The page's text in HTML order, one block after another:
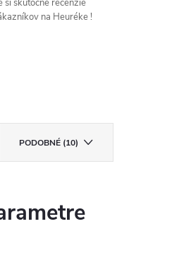
si skutočné recenzie
na Heuréke !
PODOBNÉ (10)